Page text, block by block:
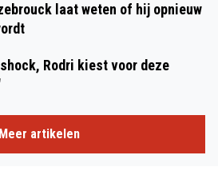
laat weten of hij opnieuw
Rodri kiest voor deze
Meer artikelen